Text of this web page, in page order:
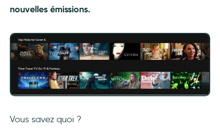
nouvelles émissions.
Vous savez quoi ?